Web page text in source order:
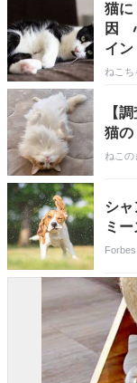
猫に
因
イン
ねこち
【
猫の
ねこの
シ
ミ